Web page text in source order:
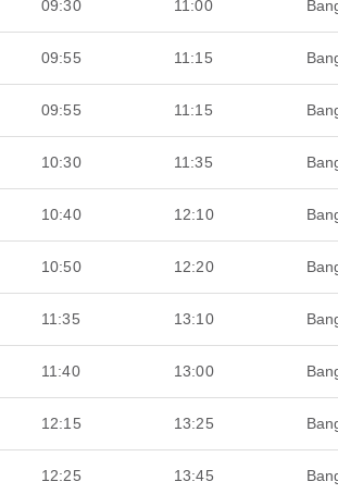
09:30 11:00
09:55 11:15
09:55 11:15
10:30 11:35
10:40 12:10
10:50 12:20
11:35 13:10
11:40 13:00
12:15 13:25
12:25 13:45